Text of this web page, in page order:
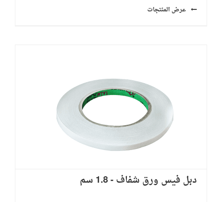
عرض المنتجات
دبل فيس ورق شفاف - 1.8 سم